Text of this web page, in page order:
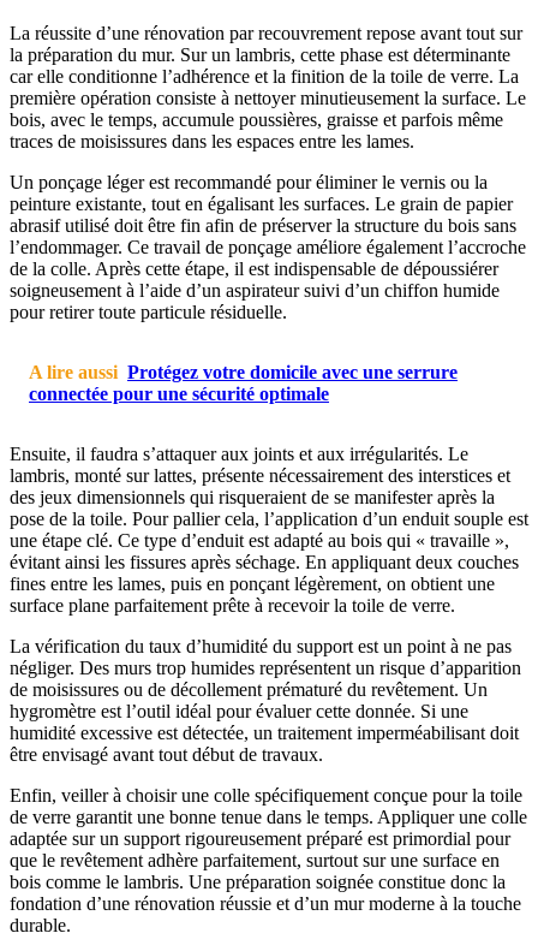
La réussite d’une rénovation par recouvrement repose avant tout sur
la préparation du mur. Sur un lambris, cette phase est déterminante
car elle conditionne l’adhérence et la finition de la toile de verre. La
première opération consiste à nettoyer minutieusement la surface. Le
bois, avec le temps, accumule poussières, graisse et parfois même
traces de moisissures dans les espaces entre les lames.
Un ponçage léger est recommandé pour éliminer le vernis ou la
peinture existante, tout en égalisant les surfaces. Le grain de papier
abrasif utilisé doit être fin afin de préserver la structure du bois sans
l’endommager. Ce travail de ponçage améliore également l’accroche
de la colle. Après cette étape, il est indispensable de dépoussiérer
soigneusement à l’aide d’un aspirateur suivi d’un chiffon humide
pour retirer toute particule résiduelle.
A lire aussi Protégez votre domicile avec une serrure
connectée pour une sécurité optimale
Ensuite, il faudra s’attaquer aux joints et aux irrégularités. Le
lambris, monté sur lattes, présente nécessairement des interstices et
des jeux dimensionnels qui risqueraient de se manifester après la
pose de la toile. Pour pallier cela, l’application d’un enduit souple est
une étape clé. Ce type d’enduit est adapté au bois qui « travaille »,
évitant ainsi les fissures après séchage. En appliquant deux couches
fines entre les lames, puis en ponçant légèrement, on obtient une
surface plane parfaitement prête à recevoir la toile de verre.
La vérification du taux d’humidité du support est un point à ne pas
négliger. Des murs trop humides représentent un risque d’apparition
de moisissures ou de décollement prématuré du revêtement. Un
hygromètre est l’outil idéal pour évaluer cette donnée. Si une
humidité excessive est détectée, un traitement imperméabilisant doit
être envisagé avant tout début de travaux.
Enfin, veiller à choisir une colle spécifiquement conçue pour la toile
de verre garantit une bonne tenue dans le temps. Appliquer une colle
adaptée sur un support rigoureusement préparé est primordial pour
que le revêtement adhère parfaitement, surtout sur une surface en
bois comme le lambris. Une préparation soignée constitue donc la
fondation d’une rénovation réussie et d’un mur moderne à la touche
durable.